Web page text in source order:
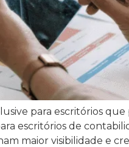
para escritórios
escritórios de
maior visibilidade e